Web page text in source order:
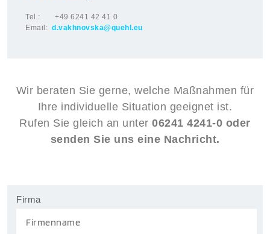
Tel.: +49 6241 42 41 0
Email: d.vakhnovska@quehl.eu
Wir beraten Sie gerne, welche Maßnahmen für
Ihre individuelle Situation geeignet ist.
Rufen Sie gleich an unter06241 4241-0 oder
senden Sie uns eine Nachricht.
Firma